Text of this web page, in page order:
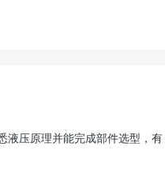
压原理并能完成部件选型，有